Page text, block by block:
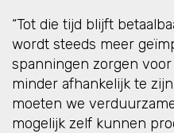
“Tot die tijd blijft
wordt steeds meer
spanningen zorgen
minder afhankelijk te
moeten we
mogelijk zelf kunnen